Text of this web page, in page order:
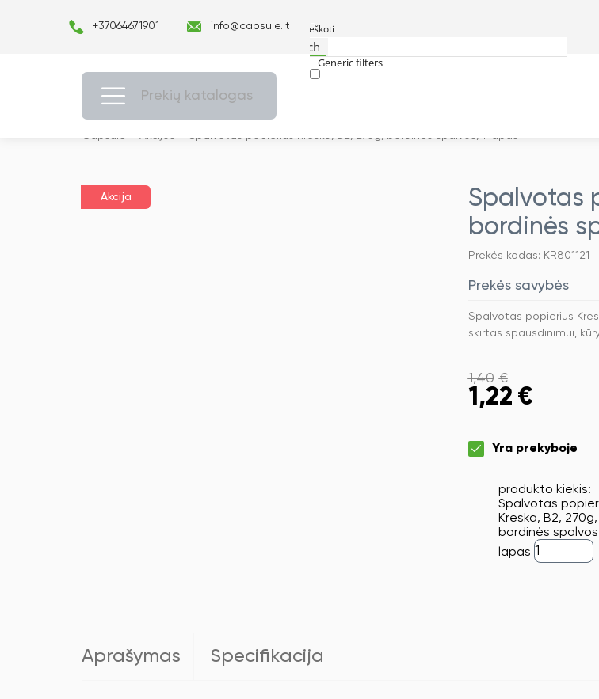
+37064671901 info@capsule.lt
Search
Generic filters
Prekių katalogas
Capsulė Akcijos Spalvotas popierius Kreska, B2, 270g, bordinės spalvos, 1 lapas
Akcija
Spalvotas
bordinės
Prekės kodas: KR801121
Prekės savybės
Spalvotas popierius
skirtas spausdinimui,
1,40 €
1,22 €
Yra prekyboje
produkto kiekis:
Spalvotas
Kreska, B2, 270g,
bordinės spalvos,
lapas
Aprašymas Specifikacija